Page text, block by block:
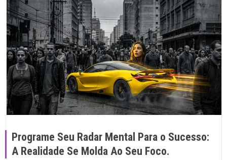
Programe Seu Radar Mental Para o Sucesso:
A Realidade Se Molda Ao Seu Foco.